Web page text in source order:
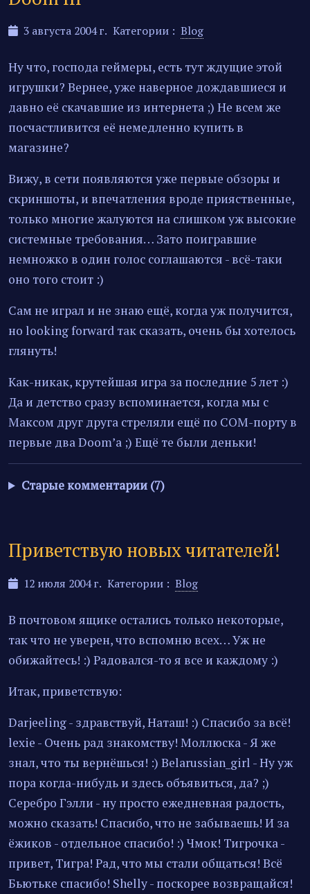
3 августа 2004 г. Категории : Blog
Ну что, господа геймеры, есть тут ждущие этой
игрушки? Вернее, уже наверное дождавшиеся и
давно её скачавшие из интернета ;) Не всем же
посчастливится её немедленно купить в
магазине?
Вижу, в сети появляются уже первые обзоры и
скриншоты, и впечатления вроде прияственные,
только многие жалуются на слишком уж высокие
системные требования… Зато поигравшие
немножко в один голос соглашаются - всё-таки
оно того стоит :)
Сам не играл и не знаю ещё, когда уж получится,
но looking forward так сказать, очень бы хотелось
глянуть!
Как-никак, крутейшая игра за последние 5 лет :)
Да и детство сразу вспоминается, когда мы с
Максом друг друга стреляли ещё по COM-порту в
первые два Doom’а ;) Ещё те были деньки!
Старые комментарии (7)
Приветствую новых читателей!
12 июля 2004 г. Категории : Blog
В почтовом ящике остались только некоторые,
так что не уверен, что вспомню всех… Уж не
обижайтесь! :) Радовался-то я все и каждому :)
Итак, приветствую:
Darjeeling - здравствуй, Наташ! :) Спасибо за всё!
lexie - Очень рад знакомству! Моллюска - Я же
знал, что ты вернёшься! :) Belarussian_girl - Ну уж
пора когда-нибудь и здесь объявиться, да? ;)
Серебро Гэлли - ну просто ежедневная радость,
можно сказать! Спасибо, что не забываешь! И за
ёжиков - отдельное спасибо! :) Чмок! Тигрочка -
привет, Тигра! Рад, что мы стали общаться! Всё
Бьютьке спасибо! Shelly - поскорее возвращайся!